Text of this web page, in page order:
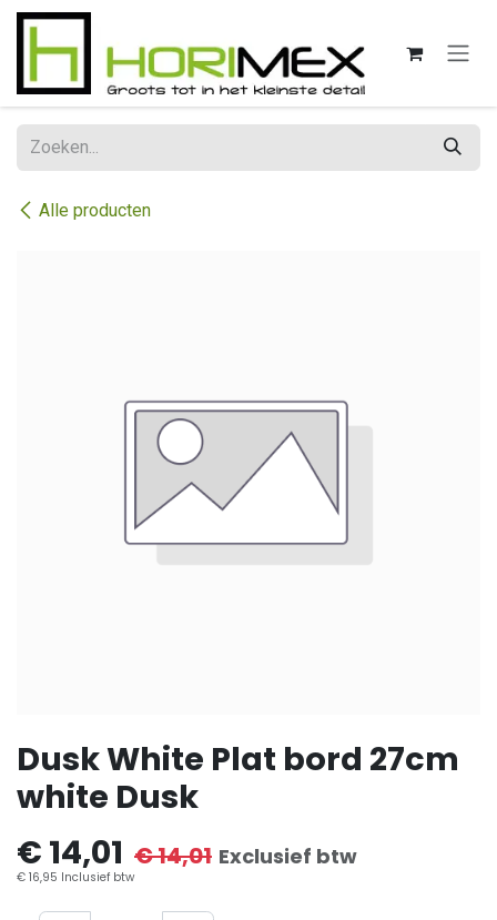
Overslaan naar inhoud
Alle producten
Dusk White Plat bord 27cm
white Dusk
€ 14,01 €14,01 Exclusief btw
€ 16,95 Inclusief btw